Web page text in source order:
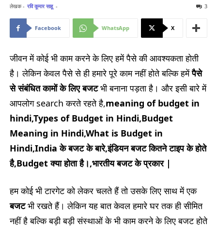
लेखक - रवि कूमार साहू - 3
Facebook WhatsApp X
जीवन में कोई भी काम करने के लिए हमें पैसे की आवश्यकता होती
है। लेकिन केवल पैसे से ही हमारे पूरे काम नहीं होते बल्कि हमेंपैसे
से संबंधित कामों के लिए बजटभी बनाना पड़ता है। और इसी बारे में
आपलोग search करते रहते है,meaning of budget in
hindi,Types of Budget in Hindi,Budget
Meaning in Hindi,What is Budget in
Hindi,India के बजट के बारे,इंडियन बजट कितने टाइप के होते
है,Budget क्या होता है।,भारतीय बजट के प्रकार |
हम कोई भी टारगेट को लेकर चलते हैं तो उसके लिए साथ में एक
बजटभी रखते हैं। लेकिन यह बात केवल हमारे घर तक ही सीमित
नहीं है बल्कि बड़ी बड़ी संस्थाओं के भी काम करने के लिए बजट होते